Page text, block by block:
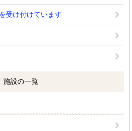
受け付けています
施設の一覧